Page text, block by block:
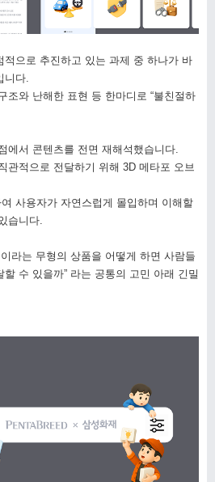
적으로 추진하고 있는 과제 중 하나가 바
니다.
조와 난해한 표현 등 한마디로 “불친절하
에서 콘텐츠를 전면 재해석했습니다.
관적으로 전달하기 위해 3D 메타포 오브
사용자가 자연스럽게 몰입하며 이해할
습니다.
라는 무형의 상품을 어떻게 하면 사람들
수 있을까” 라는 공통의 고민 아래 긴밀